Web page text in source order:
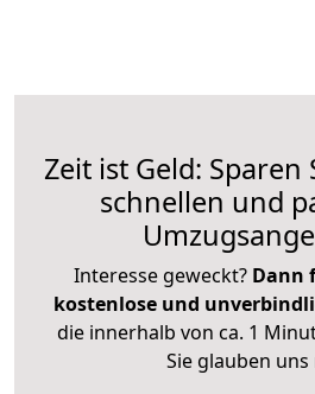
Zeit ist Geld: Sparen
schnellen und
Interesse geweckt? Dann
kostenlose und
die innerhalb von ca. 1
Sie glauben uns